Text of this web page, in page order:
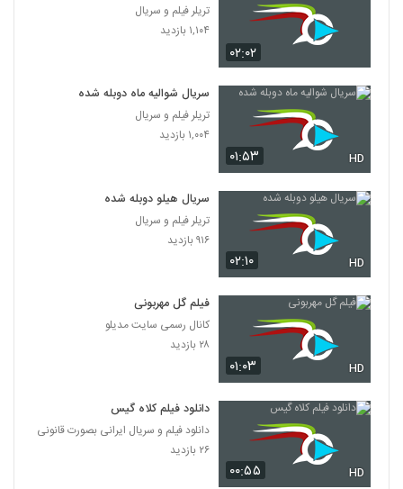
۰۲:۰۲
تریلر فیلم و سریال
۱,۱۰۴ بازدید
۰۱:۵۳ HD
سریال شوالیه ماه دوبله شده
تریلر فیلم و سریال
۱,۰۰۴ بازدید
۰۲:۱۰ HD
سریال هیلو دوبله شده
تریلر فیلم و سریال
۹۱۶ بازدید
۰۱:۰۳ HD
فیلم گل مهربونی
کانال رسمی سایت مدیلو
۲۸ بازدید
۰۰:۵۵ HD
دانلود فیلم کلاه گیس
دانلود فیلم و سریال ایرانی بصورت قانونی
۲۶ بازدید